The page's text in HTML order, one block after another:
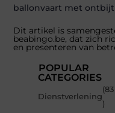
ballonvaart met ontbijt
Dit artikel is
beabingo.be, dat zich
en presenteren van
POPULAR
CATEGORIES
Dienstverlening
(83
)